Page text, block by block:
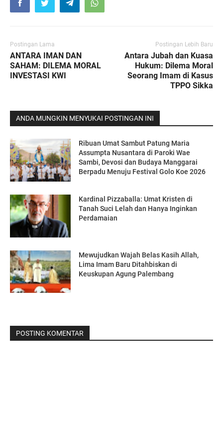
Postingan Lama
ANTARA IMAN DAN
SAHAM: DILEMA MORAL
INVESTASI KWI
Postingan Lebih Baru
Antara Jubah dan Kuasa
Hukum: Dilema Moral
Seorang Imam di Kasus
TPPO Sikka
ANDA MUNGKIN MENYUKAI POSTINGAN INI
Ribuan Umat Sambut Patung Maria
Assumpta Nusantara di Paroki Wae
Sambi, Devosi dan Budaya Manggarai
Berpadu Menuju Festival Golo Koe 2026
Kardinal Pizzaballa: Umat Kristen di
Tanah Suci Lelah dan Hanya Inginkan
Perdamaian
Mewujudkan Wajah Belas Kasih Allah,
Lima Imam Baru Ditahbiskan di
Keuskupan Agung Palembang
POSTING KOMENTAR